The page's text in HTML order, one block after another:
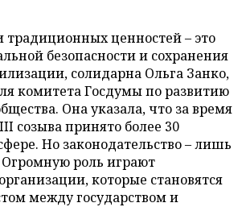
традиционных ценностей – это
безопасности и сохранения
солидарна Ольга Занко,
комитета Госдумы по развитию
Она указала, что за время
созыва принято более 30
Но законодательство – лишь
роль играют
которые становятся
между государством и